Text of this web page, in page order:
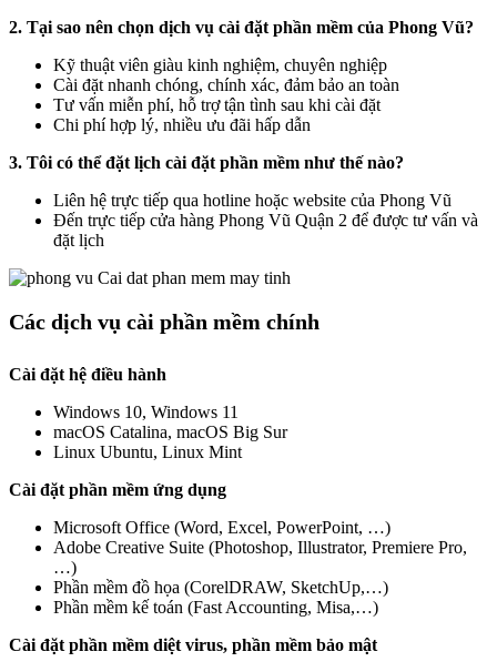
2. Tại sao nên chọn dịch vụ cài đặt phần mềm của Phong Vũ?
Kỹ thuật viên giàu kinh nghiệm, chuyên nghiệp
Cài đặt nhanh chóng, chính xác, đảm bảo an toàn
Tư vấn miễn phí, hỗ trợ tận tình sau khi cài đặt
Chi phí hợp lý, nhiều ưu đãi hấp dẫn
3. Tôi có thể đặt lịch cài đặt phần mềm như thế nào?
Liên hệ trực tiếp qua hotline hoặc website của Phong Vũ
Đến trực tiếp cửa hàng Phong Vũ Quận 2 để được tư vấn và
đặt lịch
Các dịch vụ cài phần mềm chính
Cài đặt hệ điều hành
Windows 10, Windows 11
macOS Catalina, macOS Big Sur
Linux Ubuntu, Linux Mint
Cài đặt phần mềm ứng dụng
Microsoft Office (Word, Excel, PowerPoint, …)
Adobe Creative Suite (Photoshop, Illustrator, Premiere Pro,
…)
Phần mềm đồ họa (CorelDRAW, SketchUp,…)
Phần mềm kế toán (Fast Accounting, Misa,…)
Cài đặt phần mềm diệt virus, phần mềm bảo mật